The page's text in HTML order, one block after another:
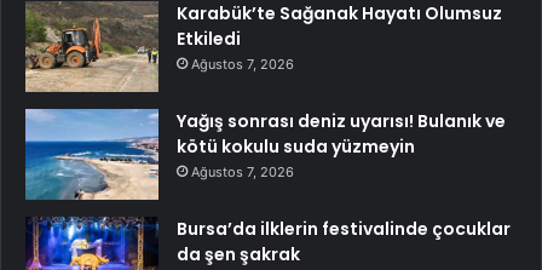
Karabük’te Sağanak Hayatı Olumsuz
Etkiledi
Ağustos 7, 2026
Yağış sonrası deniz uyarısı! Bulanık ve
kötü kokulu suda yüzmeyin
Ağustos 7, 2026
Bursa’da ilklerin festivalinde çocuklar
da şen şakrak